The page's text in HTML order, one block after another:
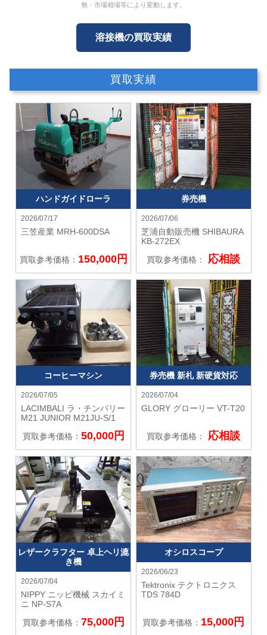
無・市場相場等により変動します。
溶接機の買取実績
買取実績
ハンドガイドローラ
2026/07/17
三笠産業 MRH-600DSA
買取参考価格： 150,000円
券売機
2026/07/06
芝浦自動販売機 SHIBAURA
KB-272EX
買取参考価格：
応相談
コーヒーマシン
2026/07/05
LACIMBALI ラ・チンバリー
M21 JUNIOR M21JU-S/1
買取参考価格： 50,000円
券売機 新札 新硬貨対応
2026/07/04
GLORY グローリー VT-T20
買取参考価格： 応相談
レザークラフター 卓上ヘリ漉
き機
2026/07/04
NIPPY ニッピ機械 スカイミ
ニ NP-S7A
買取参考価格： 75,000円
オシロスコープ
2026/06/23
Tektronix テクトロニクス
TDS 784D
買取参考価格： 15,000円